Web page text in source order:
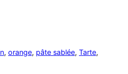
, orange, pâte sablée, Tarte